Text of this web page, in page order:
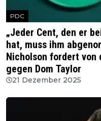
PDC
„Jeder Cent, den er
hat, muss ihm
Nicholson fordert von
gegen Dom Taylor
21 Dezember 2025